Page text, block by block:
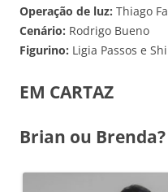
Operação de luz: Thiago
Cenário: Rodrigo Bueno
Figurino: Ligia Passos e
EM CARTAZ
Brian ou Brenda?